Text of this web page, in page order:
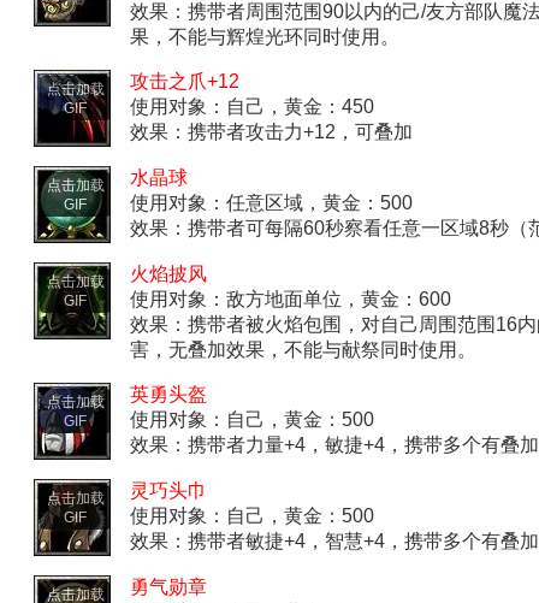
效果：携带者周围范围90以内的己/友方部队魔
果，不能与辉煌光环同时使用。
点击加载
GIF
攻击之爪+12
使用对象：自己，黄金：450
效果：携带者攻击力+12，可叠加
点击加载
GIF
水晶球
使用对象：任意区域，黄金：500
效果：携带者可每隔60秒察看任意一区域8秒（
点击加载
GIF
火焰披风
使用对象：敌方地面单位，黄金：600
效果：携带者被火焰包围，对自己周围范围16
害，无叠加效果，不能与献祭同时使用。
点击加载
GIF
英勇头盔
使用对象：自己，黄金：500
效果：携带者力量+4，敏捷+4，携带多个有叠
点击加载
GIF
灵巧头巾
使用对象：自己，黄金：500
效果：携带者敏捷+4，智慧+4，携带多个有叠
点击加载
勇气勋章